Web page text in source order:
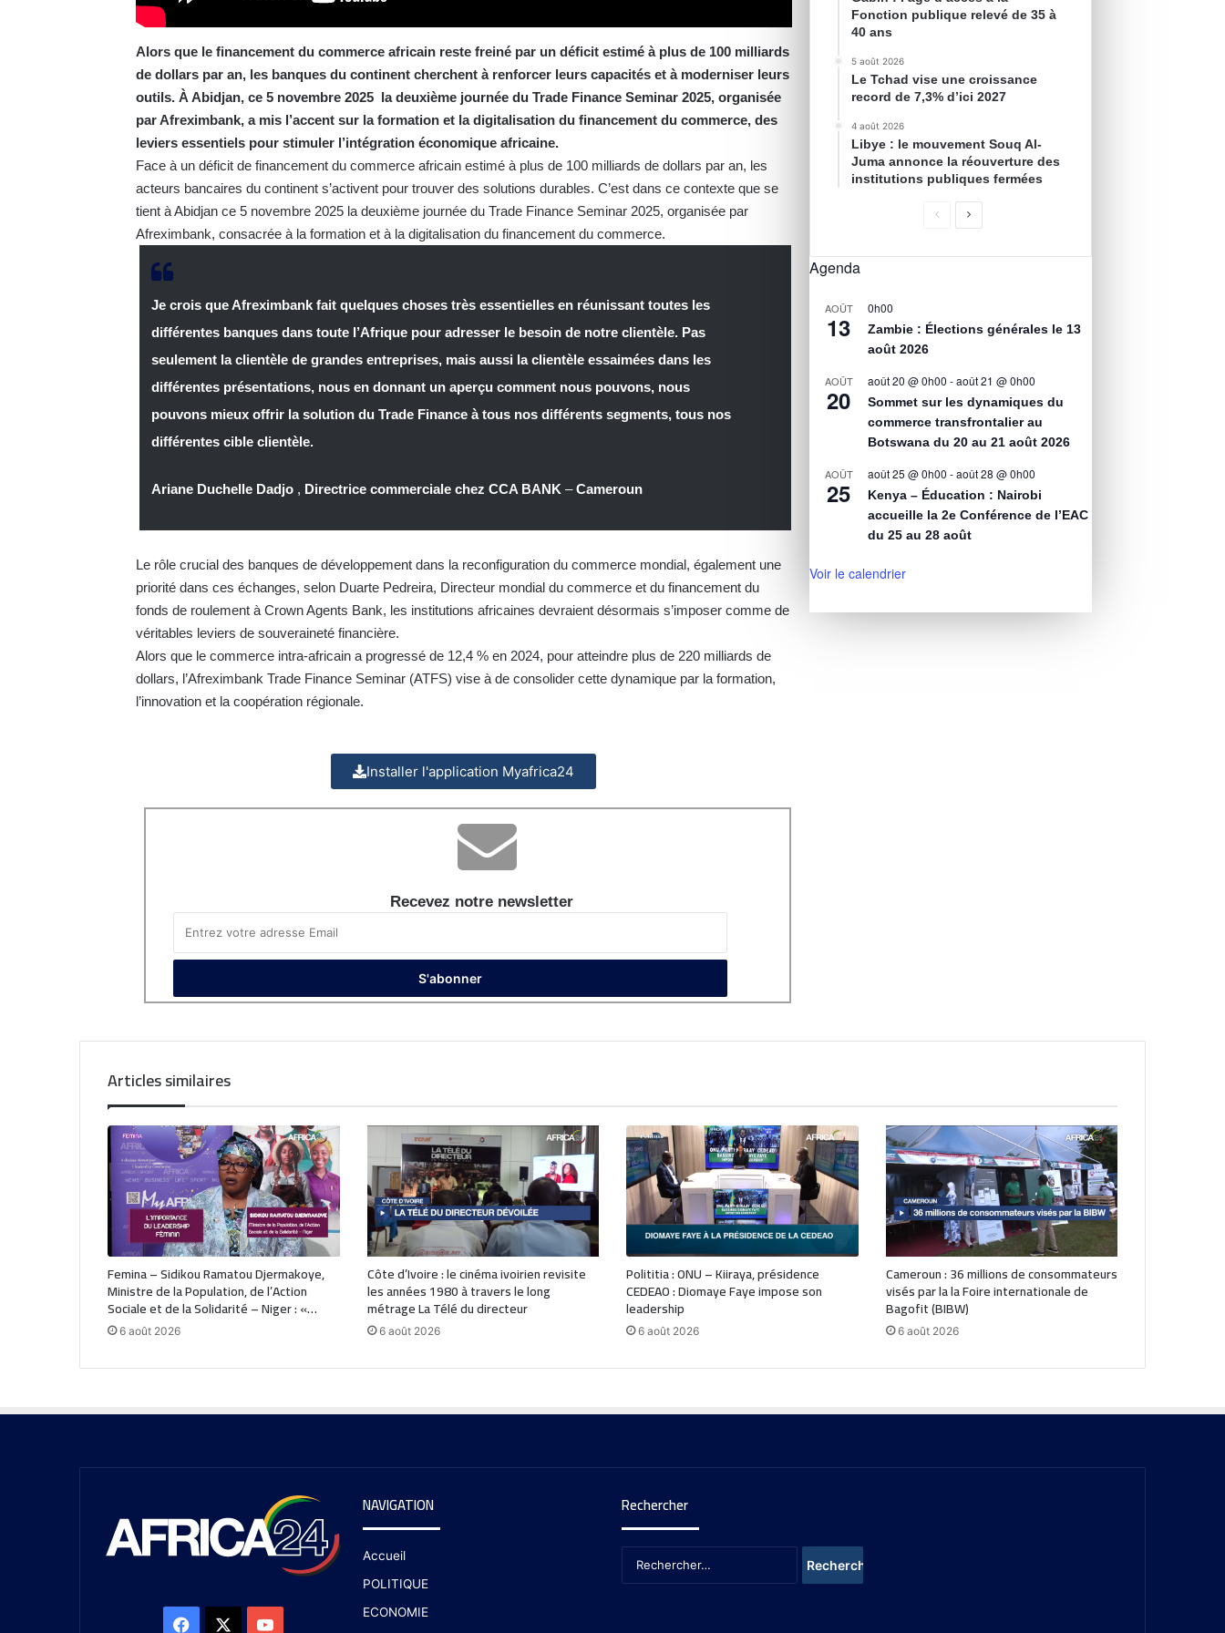
Alors que le financement du commerce africain reste freiné par un déficit estimé à plus de 100 milliards
de dollars par an, les banques du continent cherchent à renforcer leurs capacités et à moderniser leurs
outils. À Abidjan, ce 5 novembre 2025 la deuxième journée du Trade Finance Seminar 2025, organisée
par Afreximbank, a mis l’accent sur la formation et la digitalisation du financement du commerce, des
leviers essentiels pour stimuler l’intégration économique africaine.
Face à un déficit de financement du commerce africain estimé à plus de 100 milliards de dollars par an, les
acteurs bancaires du continent s’activent pour trouver des solutions durables. C’est dans ce contexte que se
tient à Abidjan ce 5 novembre 2025 la deuxième journée du Trade Finance Seminar 2025, organisée par
Afreximbank, consacrée à la formation et à la digitalisation du financement du commerce.
Je crois que Afreximbank fait quelques choses très essentielles en réunissant toutes les
différentes banques dans toute l’Afrique pour adresser le besoin de notre clientèle. Pas
seulement la clientèle de grandes entreprises, mais aussi la clientèle essaimées dans les
différentes présentations, nous en donnant un aperçu comment nous pouvons, nous
pouvons mieux offrir la solution du Trade Finance à tous nos différents segments, tous nos
différentes cible clientèle.
Ariane Duchelle Dadjo , Directrice commerciale chez CCA BANK –Cameroun
Le rôle crucial des banques de développement dans la reconfiguration du commerce mondial, également une
priorité dans ces échanges, selon Duarte Pedreira, Directeur mondial du commerce et du financement du
fonds de roulement à Crown Agents Bank, les institutions africaines devraient désormais s’imposer comme de
véritables leviers de souveraineté financière.
Alors que le commerce intra-africain a progressé de 12,4 % en 2024, pour atteindre plus de 220 milliards de
dollars, l’Afreximbank Trade Finance Seminar (ATFS) vise à de consolider cette dynamique par la formation,
l’innovation et la coopération régionale.
Installer l'application Myafrica24
Recevez notre newsletter
Fonction publique relevé de 35 à
40 ans
5 août 2026
Le Tchad vise une croissance
record de 7,3% d’ici 2027
4 août 2026
Libye : le mouvement Souq Al-
Juma annonce la réouverture des
institutions publiques fermées
Agenda
AOÛT
13
0h00
Zambie : Élections générales le 13
août 2026
AOÛT
20
août 20 @ 0h00 -août 21 @ 0h00
Sommet sur les dynamiques du
commerce transfrontalier au
Botswana du 20 au 21 août 2026
AOÛT
25
août 25 @ 0h00 -août 28 @ 0h00
Kenya – Éducation : Nairobi
accueille la 2e Conférence de l’EAC
du 25 au 28 août
Voir le calendrier
Articles similaires
Femina – Sidikou Ramatou Djermakoye,
Ministre de la Population, de l’Action
Sociale et de la Solidarité – Niger : «…
6 août 2026
Côte d’Ivoire : le cinéma ivoirien revisite
les années 1980 à travers le long
métrage La Télé du directeur
6 août 2026
Polititia : ONU – Kiiraya, présidence
CEDEAO : Diomaye Faye impose son
leadership
6 août 2026
Cameroun : 36 millions de consommateurs
visés par la la Foire internationale de
Bagofit (BIBW)
6 août 2026
NAVIGATION
Accueil
POLITIQUE
ECONOMIE
Rechercher